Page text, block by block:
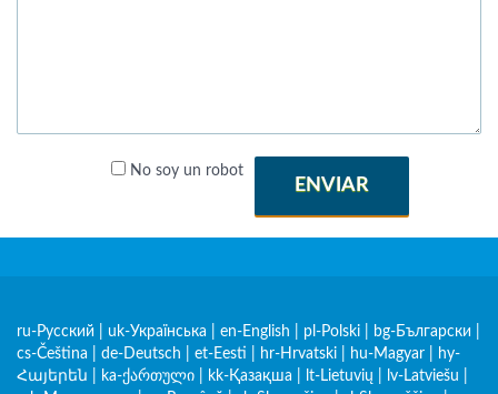
No soy un robot
ENVIAR
ru-Русский uk-Українська en-English pl-Polski bg-Български
cs-Čeština
de-Deutsch et-Eesti hr-Hrvatski hu-Magyar
hy-
Հայերեն
ka-ქართული kk-Қазақша lt-Lietuvių lv-Latviešu